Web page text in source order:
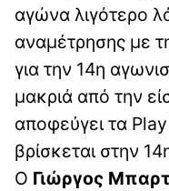
αγώνα λιγότερο
αναμέτρησης με
για την 14η
μακριά από την
αποφεύγει τα
βρίσκεται στην
Ο Γιώργος